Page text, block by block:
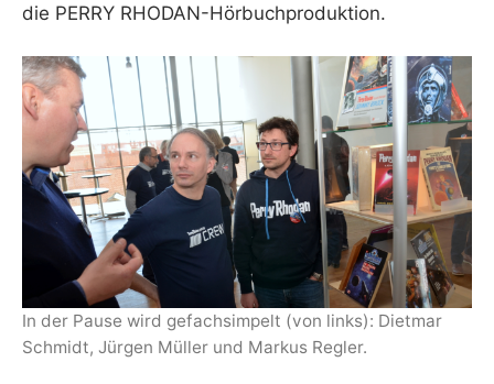
die PERRY RHODAN-Hörbuchproduktion.
In der Pause wird gefachsimpelt (von links): Dietmar
Schmidt, Jürgen Müller und Markus Regler.